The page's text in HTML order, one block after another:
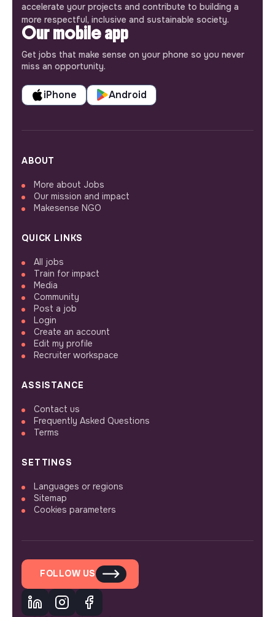
accelerate your projects and contribute to building a
more respectful, inclusive and sustainable society.
Our mobile app
Get jobs that make sense on your phone so you never
miss an opportunity.
iPhone Android
ABOUT
More about Jobs
Our mission and impact
Makesense NGO
QUICK LINKS
All jobs
Train for impact
Media
Community
Post a job
Login
Create an account
Edit my profile
Recruiter workspace
ASSISTANCE
Contact us
Frequently Asked Questions
Terms
SETTINGS
Languages or regions
Sitemap
Cookies parameters
FOLLOW US